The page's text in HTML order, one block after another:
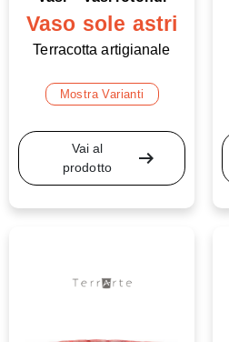
Vaso sole astri
Terracotta artigianale
Mostra Varianti
Vai al
prodotto
arrow_right_alt